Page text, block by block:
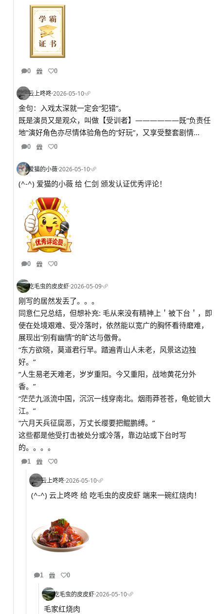
0 0
云上咚咚·2026-05-10·
金句：入戏太深就一定会“犯错”。
既是演员又是观众，叫做【受训者】——————既“负责任
地”演好角色亦尽情体验角色的“好玩”，又享受整套剧情...
0 0
爱猫的小薇·2026-05-10·
(^-^) 爱猫的小薇 给 仁剑 颁发认证优秀评论！
0 0
吃毛虫的皮皮虾·2026-05-09·
刚写的居然发丢了。。。
同意仁兄总结，但想补充: 毛从来没有精神上＇被下台＇，即
使在处境艰难、受冷落时，依然能以宽广的胸怀看待磨难，
展现出“别有幽情”的旷达与傲骨。
“东方欲晓，莫道君行早。踏遍青山人未老，风景这边独
好。”
“人生易老天难老，岁岁重阳。今又重阳，战地黄花分外
香。”
“茫茫九派流中国，沉沉一线穿南北。烟雨莽苍苍，龟蛇锁大
江。”
“六月天兵征腐恶，万丈长缨要把鲲鹏缚。”
这些都是他受打击被处分或冷落，靠边站或下台时写
的。。。。
1 0
云上咚咚·2026-05-10·
(^-^) 云上咚咚 给 吃毛虫的皮皮虾 端来一碗红烧肉！
1 0
吃毛虫的皮皮虾·2026-05-10·
毛家红烧肉